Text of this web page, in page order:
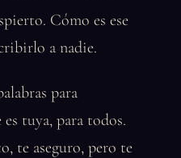
Cómo es ese
a nadie.
para
tuya, para todos.
te aseguro, pero te